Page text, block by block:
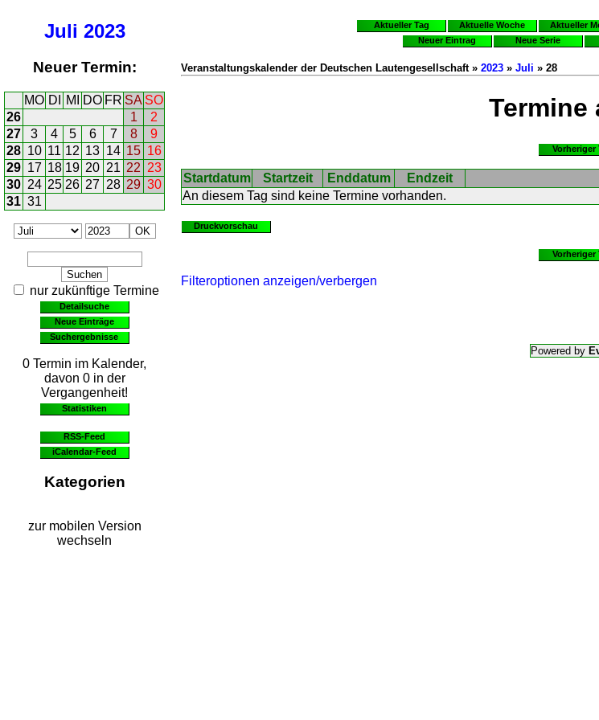
Juli 2023
Neuer Termin:
MO DI MI DO FR SA SO
26
1
2
27
3 4 5 6 7 8
9
28 10 11 12 13 14 15 16
29 17 18 19 20 21 22 23
30 24 25 26 27 28 29 30
31 31
nur zukünftige Termine
Detailsuche
Neue Einträge
Suchergebnisse
0 Termin im Kalender,
davon 0 in der
Vergangenheit!
Statistiken
RSS-Feed
iCalendar-Feed
Kategorien
zur mobilen Version
wechseln
Aktueller Tag Aktuelle Woche Aktueller
Neuer Eintrag
Neue Serie
Veranstaltungskalender der Deutschen Lautengesellschaft » 2023 » Juli » 28
Termine
Vorheriger
Startdatum Startzeit Enddatum Endzeit
An diesem Tag sind keine Termine vorhanden.
Druckvorschau
Vorheriger
Filteroptionen anzeigen/verbergen
Powered by